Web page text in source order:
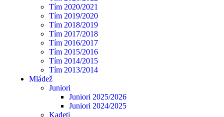
Tím 2020/2021
Tím 2019/2020
Tím 2018/2019
Tím 2017/2018
Tím 2016/2017
Tím 2015/2016
Tím 2014/2015
Tím 2013/2014
Mládež
Juniori
Juniori 2025/2026
Juniori 2024/2025
Kadeti